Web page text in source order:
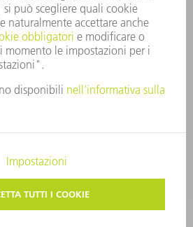
venerdì: 08:00 – 18:00
DEI DATI
COPYRIGHT E MARCHIO
GENERALI DI VENDITA